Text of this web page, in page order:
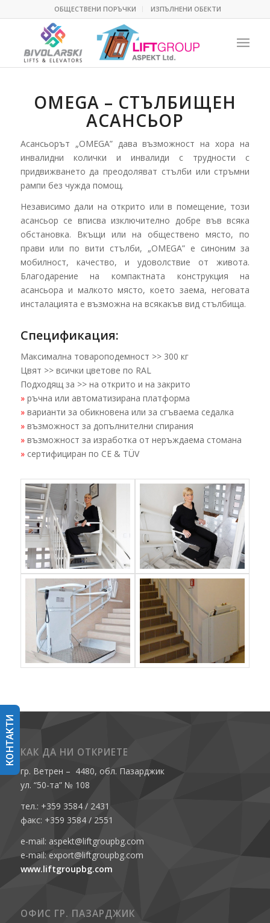
ОБЩЕСТВЕНИ ПОРЪЧКИ ИЗПЪЛНЕНИ ОБЕКТИ
OMEGA – СТЪЛБИЩЕН
АСАНСЬОР
Асансьорът „OMEGA” дава възможност на хора на
инвалидни колички и инвалиди с трудности с
придвижването да преодоляват стълби или стръмни
рампи без чужда помощ.
Независимо дали на открито или в помещение, този
асансьор се вписва изключително добре във всяка
обстановка. Вкъщи или на обществено място, по
прави или по вити стълби, „OMEGA” е синоним за
мобилност, качество, и удоволствие от живота.
Благодарение на компактната конструкция на
асансьора и малкото място, което заема, неговата
инсталацията е възможна на всякакъв вид стълбища.
Спецификация:
Максимална товароподемност >> 300 кг
Цвят >> всички цветове по RAL
Подходящ за >> на открито и на закрито
»ръчна или автоматизирана платформа
» варианти за обикновена или за сгъваема седалка
» възможност за допълнителни спирания
» възможност за изработка от неръждаема стомана
» сертифициран по CE & TÜV
КАК ДА НИ ОТКРИЕТЕ
гр. Ветрен – 4480, обл. Пазарджик
ул. “50-та” № 108
тел.: +359 3584 / 2431
факс: +359 3584 / 2551
e-mail: aspekt@liftgroupbg.com
e-mail: export@liftgroupbg.com
www.liftgroupbg.com
ОФИС ГР. ПАЗАРДЖИК
КОНТАКТИ